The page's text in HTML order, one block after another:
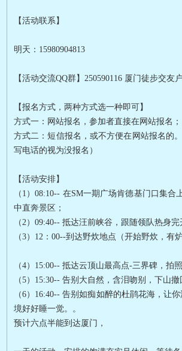
【活动联系】
明天：15980904813
【活动交流QQ群】250590116 厦门徒步交友
【报名方式，两种方式选一种即可】
方式一：网站报名，参加者直接在网站报名；
方式二：短信报名，或不方便在网站报名的
写电话的视为没报名）
【活动安排】
（1）08:10-- 在SM一期广场肯德基门口集
中直奔景区；
（2）09:40-- 抵达汪前峡谷，跟随领队热身
（3）12：00--到达野炊地点（开始野炊，
（4）15:00-- 抵达云顶山最高点-三界碑，拍
（5）15:30-- 告别大自然，含泪吻别，下山
（6）16:40-- 告别如痴如醉的杜鹃花海，让
境好好睡一觉。。
预计六点半能到达厦门，